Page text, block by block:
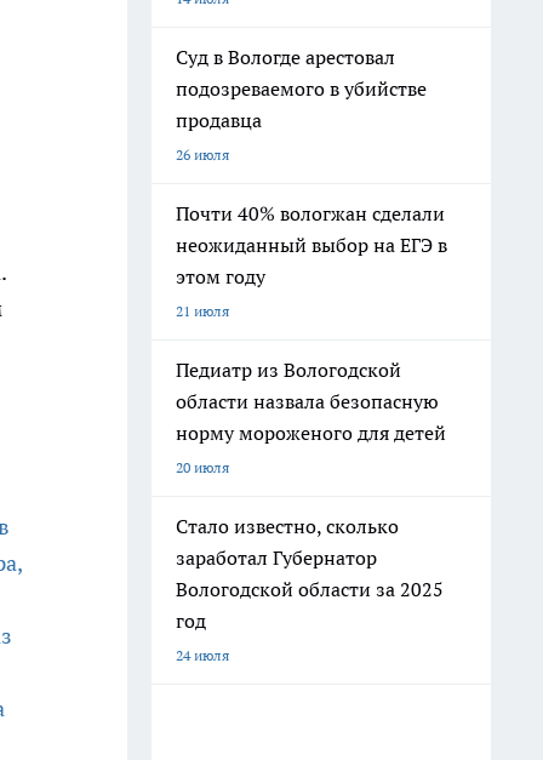
Суд в Вологде арестовал
подозреваемого в убийстве
продавца
26 июля
Почти 40% вологжан сделали
неожиданный выбор на ЕГЭ в
этом году
21 июля
Педиатр из Вологодской
области назвала безопасную
норму мороженого для детей
20 июля
Стало известно, сколько
заработал Губернатор
Вологодской области за 2025
год
24 июля